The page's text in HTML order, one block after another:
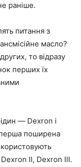
раніше.
питання з
масло?
то відразу
перших їх
— Dexron і
поширена
II, Dexron III.